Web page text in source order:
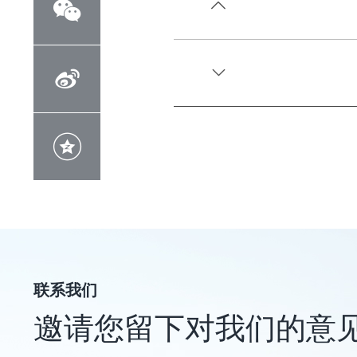





联系我们
邀请您留下对我们的意